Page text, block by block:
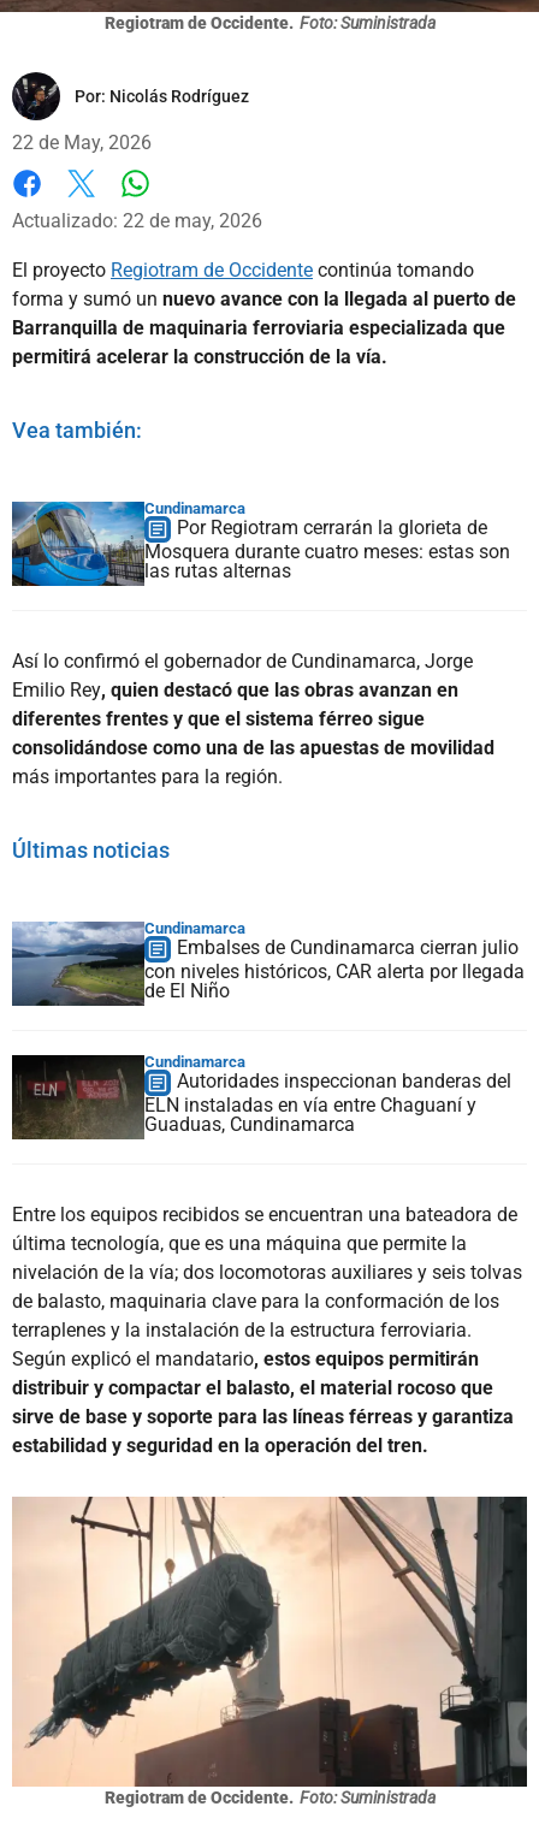
Regiotram de Occidente. Foto: Suministrada
Por: Nicolás Rodríguez
22 de May, 2026
Facebook
X
Actualizado: 22 de may, 2026
El proyecto Regiotram de Occidente continúa tomando
forma y sumó un nuevo avance con la llegada al puerto de
Barranquilla de maquinaria ferroviaria especializada que
permitirá acelerar la construcción de la vía.
Vea también:
Cundinamarca
Por Regiotram cerrarán la glorieta de
Mosquera durante cuatro meses: estas son
las rutas alternas
Así lo confirmó el gobernador de Cundinamarca, Jorge
Emilio Rey, quien destacó que las obras avanzan en
diferentes frentes y que el sistema férreo sigue
consolidándose como una de las apuestas de movilidad
más importantes para la región.
Últimas noticias
Cundinamarca
Embalses de Cundinamarca cierran julio
con niveles históricos, CAR alerta por llegada
de El Niño
Cundinamarca
Autoridades inspeccionan banderas del
ELN instaladas en vía entre Chaguaní y
Guaduas, Cundinamarca
Entre los equipos recibidos se encuentran una bateadora de
última tecnología, que es una máquina que permite la
nivelación de la vía; dos locomotoras auxiliares y seis tolvas
de balasto, maquinaria clave para la conformación de los
terraplenes y la instalación de la estructura ferroviaria.
Según explicó el mandatario, estos equipos permitirán
distribuir y compactar el balasto, el material rocoso que
sirve de base y soporte para las líneas férreas y garantiza
estabilidad y seguridad en la operación del tren.
Regiotram de Occidente. Foto: Suministrada